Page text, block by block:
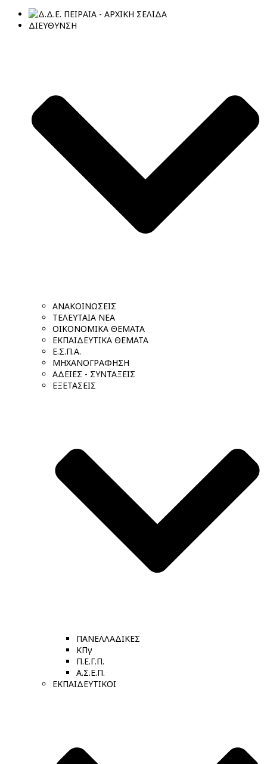
ΔΙΕΥΘΥΝΣΗ
ΑΝΑΚΟΙΝΩΣΕΙΣ
ΤΕΛΕΥΤΑΙΑ ΝΕΑ
ΟΙΚΟΝΟΜΙΚΑ ΘΕΜΑΤΑ
ΕΚΠΑΙΔΕΥΤΙΚΑ ΘΕΜΑΤΑ
Ε.Σ.Π.Α.
ΜΗΧΑΝΟΓΡΑΦΗΣΗ
ΑΔΕΙΕΣ - ΣΥΝΤΑΞΕΙΣ
ΕΞΕΤΑΣΕΙΣ
ΠΑΝΕΛΛΑΔΙΚΕΣ
ΚΠγ
Π.Ε.Γ.Π.
Α.Σ.Ε.Π.
ΕΚΠΑΙΔΕΥΤΙΚΟΙ